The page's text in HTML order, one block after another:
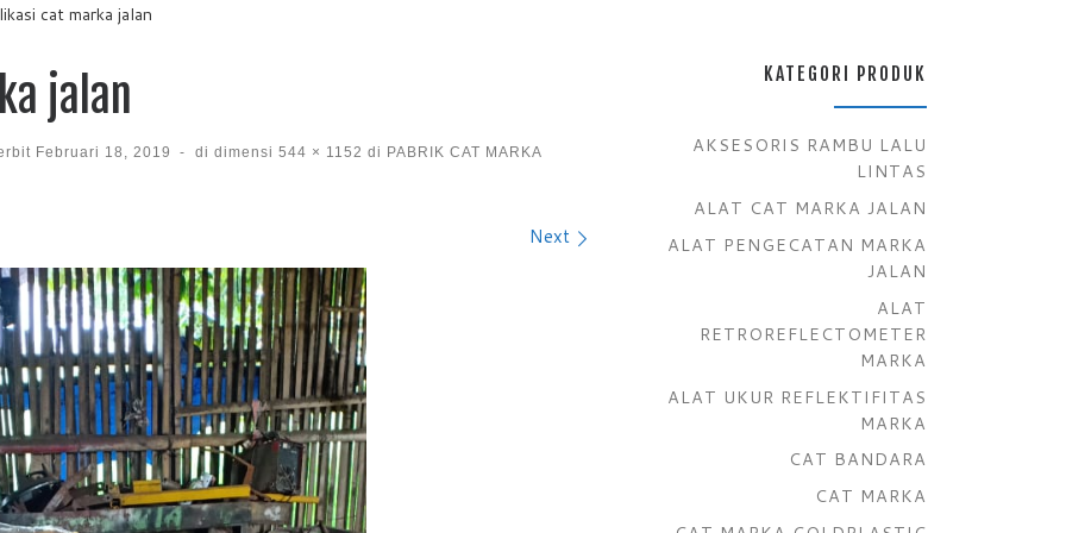
cat marka jalan
jalan
Februari 18, 2019 - di dimensi 544 × 1152 di PABRIK CAT MARKA
Next
KATEGORI PRODUK
AKSESORIS RAMBU LALU
LINTAS
ALAT CAT MARKA JALAN
ALAT PENGECATAN MARKA
JALAN
ALAT
RETROREFLECTOMETER
MARKA
ALAT UKUR REFLEKTIFITAS
MARKA
CAT BANDARA
CAT MARKA